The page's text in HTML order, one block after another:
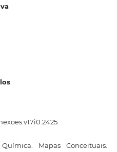
Mapas Conceituais.